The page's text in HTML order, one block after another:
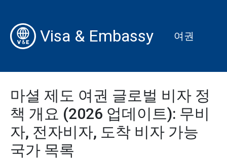
Visa & Embassy 여권
마셜 제도 여권 글로벌 비자 정
책 개요 (2026 업데이트): 무비
자, 전자비자, 도착 비자 가능
국가 목록